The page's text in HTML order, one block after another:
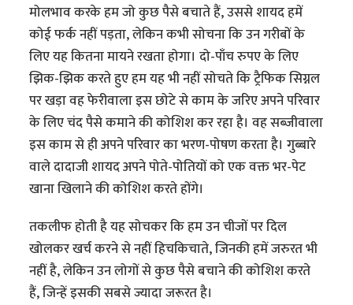
मोलभाव करके हम जो कुछ पैसे बचाते हैं, उससे शायद हमें
कोई फर्क नहीं पड़ता, लेकिन कभी सोचना कि उन गरीबों के
लिए यह कितना मायने रखता होगा। दो-पाँच रुपए के लिए
झिक-झिक करते हुए हम यह भी नहीं सोचते कि ट्रैफिक सिग्नल
पर खड़ा वह फेरीवाला इस छोटे से काम के जरिए अपने परिवार
के लिए चंद पैसे कमाने की कोशिश कर रहा है। वह सब्जीवाला
इस काम से ही अपने परिवार का भरण-पोषण करता है। गुब्बारे
वाले दादाजी शायद अपने पोते-पोतियों को एक वक्त भर-पेट
खाना खिलाने की कोशिश करते होंगे।
तकलीफ होती है यह सोचकर कि हम उन चीजों पर दिल
खोलकर खर्च करने से नहीं हिचकिचाते, जिनकी हमें जरुरत भी
नहीं है, लेकिन उन लोगों से कुछ पैसे बचाने की कोशिश करते
हैं, जिन्हें इसकी सबसे ज्यादा जरूरत है।